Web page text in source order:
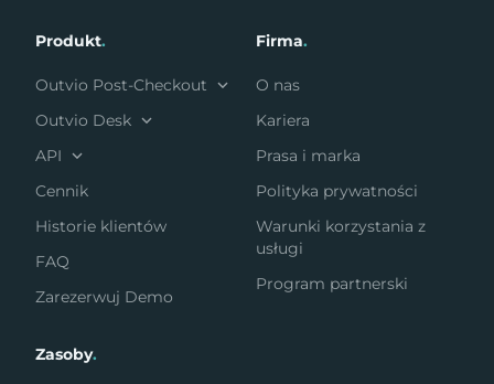
Produkt.
Outvio Post-Checkout
Outvio Desk
API
Cennik
Historie klientów
FAQ
Zarezerwuj Demo
Firma.
O nas
Kariera
Prasa i marka
Polityka prywatności
Warunki korzystania z
usługi
Program partnerski
Zasoby.